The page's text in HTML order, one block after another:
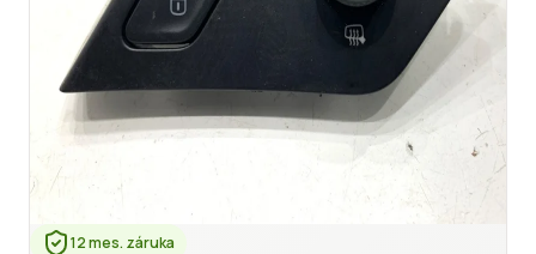
12 mes. záruka